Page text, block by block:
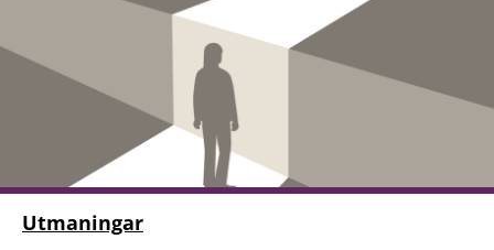
Utmaningar